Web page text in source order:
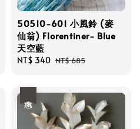
50510-601 小風鈴 (麥
仙翁) Florentiner- Blue
天空藍
Sale
NT$ 340 Regular
NT$ 685